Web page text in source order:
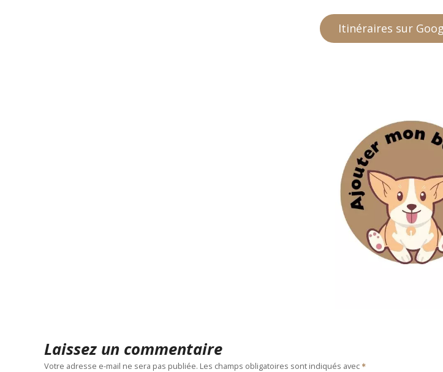
Itinéraires sur
Laissez un commentaire
Votre adresse e-mail ne sera pas publiée. Les champs obligatoires sont indiqués avec